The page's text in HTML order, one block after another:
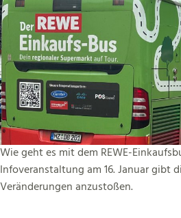
Wie geht es mit dem REWE-
Infoveranstaltung am 16. Januar gibt
Veränderungen anzustoßen.